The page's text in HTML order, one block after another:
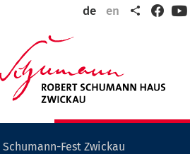
de en Teilen
Schumann-Fest Zwickau